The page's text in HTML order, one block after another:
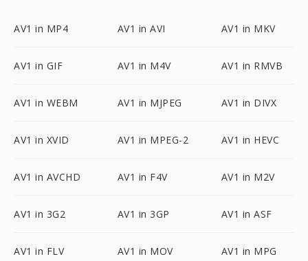
AV1 in MP4 AV1 in AVI AV1 in MKV
AV1 in GIF AV1 in M4V AV1 in RMVB
AV1 in WEBM AV1 in MJPEG AV1 in DIVX
AV1 in XVID AV1 in MPEG-2 AV1 in HEVC
AV1 in AVCHD AV1 in F4V AV1 in M2V
AV1 in 3G2 AV1 in 3GP AV1 in ASF
AV1 in FLV AV1 in MOV AV1 in MPG